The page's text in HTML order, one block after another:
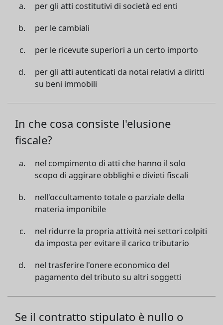
per gli atti costitutivi di società ed enti
per le cambiali
per le ricevute superiori a un certo importo
per gli atti autenticati da notai relativi a diritti
su beni immobili
In che cosa consiste l'elusione
fiscale?
nel compimento di atti che hanno il solo
scopo di aggirare obblighi e divieti fiscali
nell'occultamento totale o parziale della
materia imponibile
nel ridurre la propria attività nei settori colpiti
da imposta per evitare il carico tributario
nel trasferire l'onere economico del
pagamento del tributo su altri soggetti
Se il contratto stipulato è nullo o